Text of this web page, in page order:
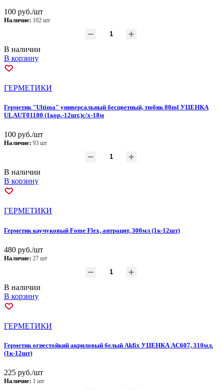
100 руб./шт
Наличие: 102 шт
В наличии
В корзину
ГEPМЕТИКИ
Герметик "Ultima" универсальный бесцветный, тюбик 80ml УЦЕНКА
ULAUT01180 (1кор.-12шт.)с/х-18м
100 руб./шт
Наличие: 93 шт
В наличии
В корзину
ГEPМЕТИКИ
Герметик каучуковый Fome Flex, антрацит, 300мл (1к-12шт)
480 руб./шт
Наличие: 27 шт
В наличии
В корзину
ГEPМЕТИКИ
Герметик огнестойкий акриловый белый Akfix УЦЕНКА AC607, 310мл.
(1к-12шт)
225 руб./шт
Наличие: 1 шт